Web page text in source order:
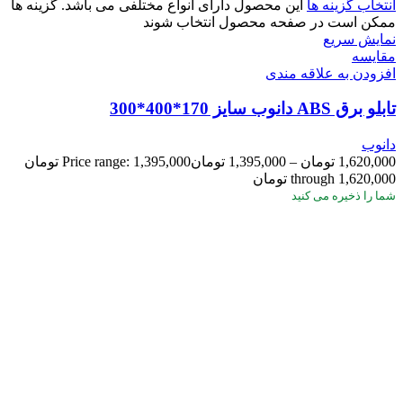
انتخاب گزینه ها این محصول دارای انواع مختلفی می باشد. گزینه ها
ممکن است در صفحه محصول انتخاب شوند
نمایش سریع
مقايسه
افزودن به علاقه مندی
تابلو برق ABS دانوب سایز 170*400*300
دانوب
1,620,000 تومان –
1,395,000 تومان
Price range: 1,395,000 تومان
through 1,620,000 تومان
شما را ذخیره می کنید